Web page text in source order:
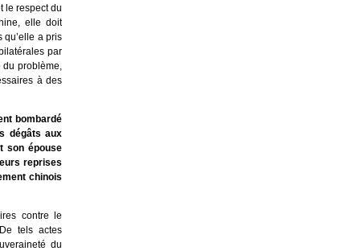
le respect du
elle doit
a pris
par
du problème,
à des
bombardé
dégâts aux
son épouse
reprises
chinois
contre le
tels actes
du